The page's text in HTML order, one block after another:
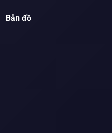
Bản đồ